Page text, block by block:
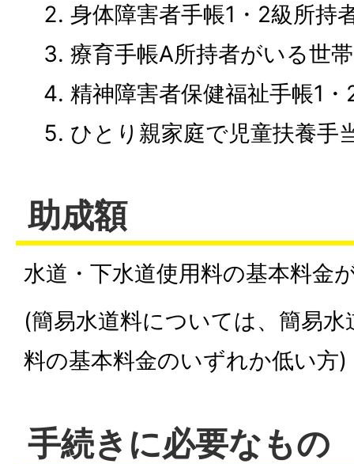
身体障害者手帳1・2級所持
療育手帳A所持者がいる世帯
精神障害者保健福祉手帳1
ひとり親家庭で児童扶養手
助成額
水道・下水道使用料の基本料金
(簡易水道料については、簡易
料の基本料金のいずれか低い方)
手続きに必要なもの